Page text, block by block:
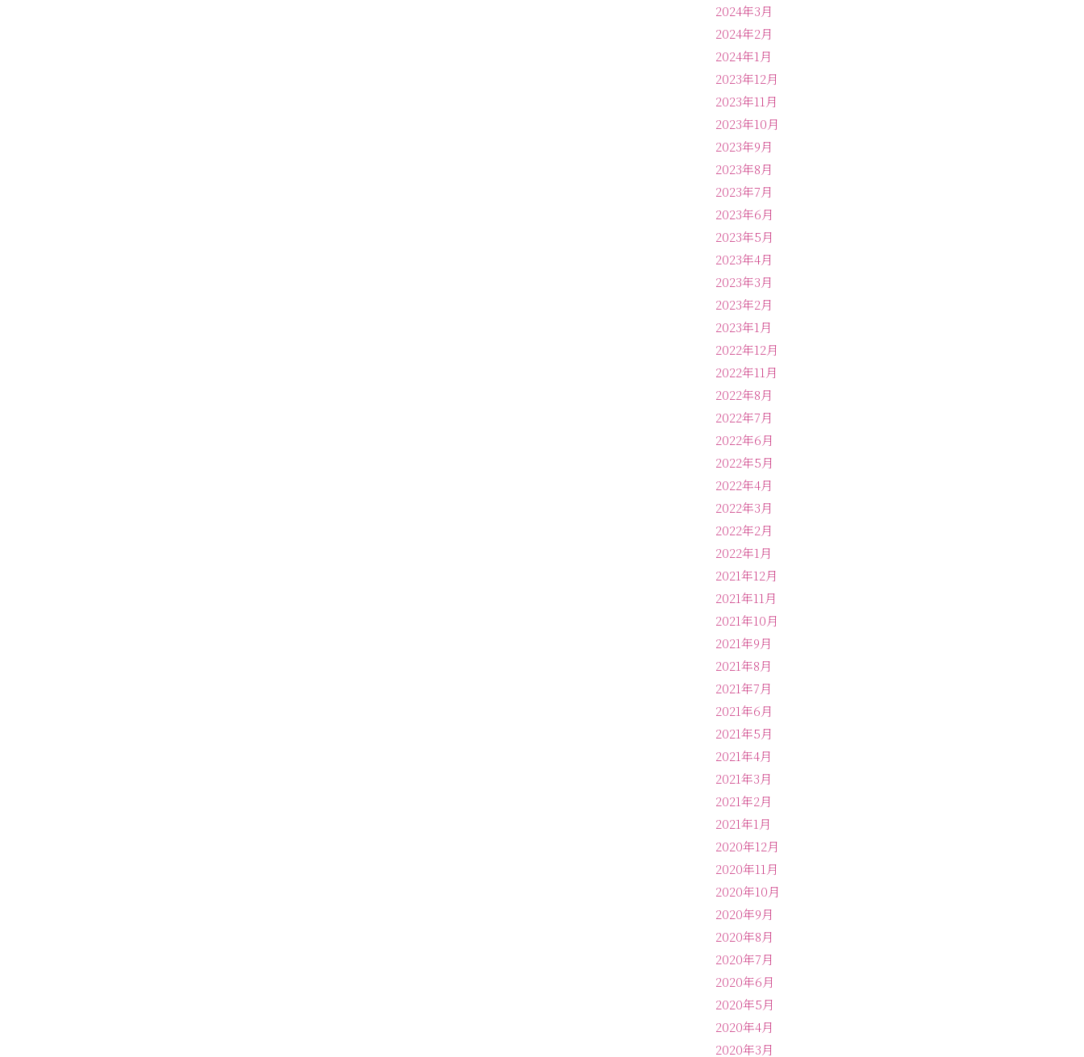
2024年3月
2024年2月
2024年1月
2023年12月
2023年11月
2023年10月
2023年9月
2023年8月
2023年7月
2023年6月
2023年5月
2023年4月
2023年3月
2023年2月
2023年1月
2022年12月
2022年11月
2022年8月
2022年7月
2022年6月
2022年5月
2022年4月
2022年3月
2022年2月
2022年1月
2021年12月
2021年11月
2021年10月
2021年9月
2021年8月
2021年7月
2021年6月
2021年5月
2021年4月
2021年3月
2021年2月
2021年1月
2020年12月
2020年11月
2020年10月
2020年9月
2020年8月
2020年7月
2020年6月
2020年5月
2020年4月
2020年3月